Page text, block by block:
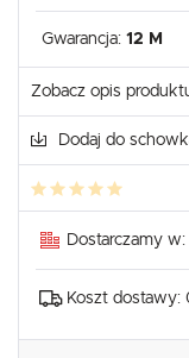
Gwarancja: 12 M
Zobacz opis
Dodaj do
Dostarczamy w:
Koszt dostawy: